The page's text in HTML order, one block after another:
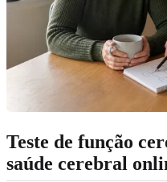
Teste de função
saúde cerebral